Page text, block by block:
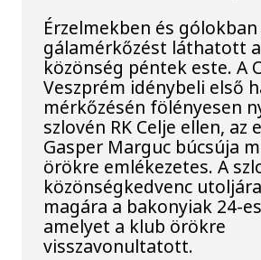
Érzelmekben és
gálamérkőzést láthatott
közönség péntek este. A
Veszprém idénybeli első
mérkőzésén fölényesen
szlovén RK Celje ellen, az
Gasper Marguc búcsúja
örökre emlékezetes. A
közönségkedvenc
magára a bakonyiak 24-
amelyet a klub örökre
visszavonultatott.